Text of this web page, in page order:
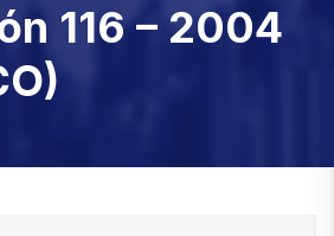
116 – 2004